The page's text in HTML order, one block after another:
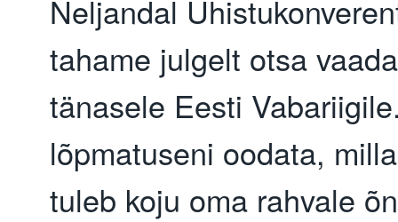
Neljandal
tahame julgelt otsa
tänasele Eesti
lõpmatuseni oodata,
tuleb koju oma rahvale